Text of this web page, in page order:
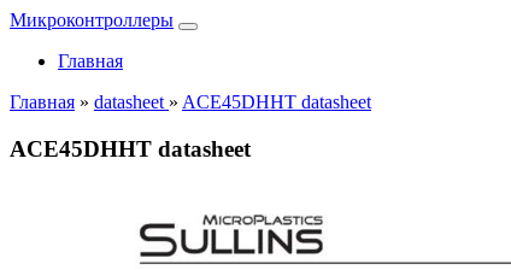
Микроконтроллеры
Главная
Главная » datasheet » ACE45DHHT datasheet
ACE45DHHT datasheet